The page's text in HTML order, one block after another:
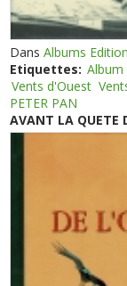
DansAlbums
Etiquettes: Album
Vents d'Ouest
PETER PAN
AVANT LA QUETE